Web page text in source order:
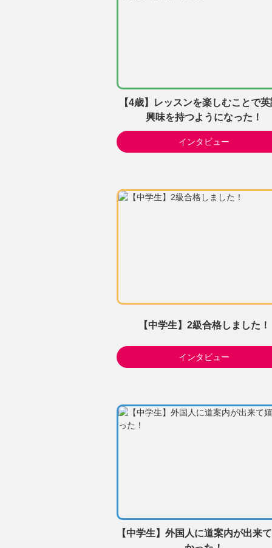
【4歳】レッスンを楽しむことで
興味を持つようになった！
インタビュー
【中学生】2級合格しました！
インタビュー
【中学生】外国人に道案内が出来